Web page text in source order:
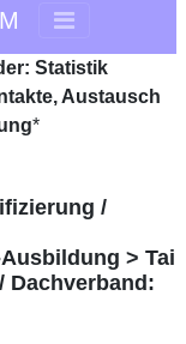
Statistik
Austausch
*
/
> Tai
Dachverband: